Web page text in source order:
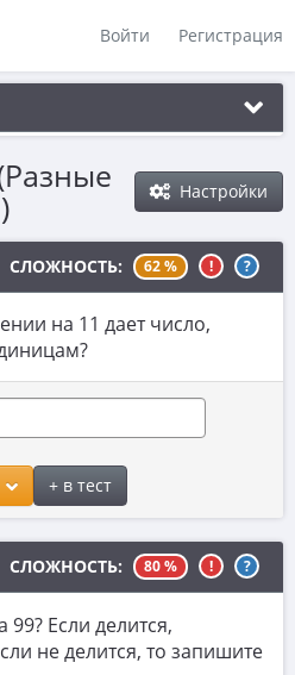
Войти Регистрация
Настройки
СЛОЖНОСТЬ: 62 % ! ?
на 11 дает число,
+ в тест
СЛОЖНОСТЬ: 80 % ! ?
99? Если делится,
не делится, то запишите